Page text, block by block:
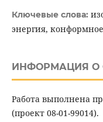
Ключевые слова:
энергия,
ИНФОРМАЦИЯ О
Работа выполнена
(проект 08-01-99014).